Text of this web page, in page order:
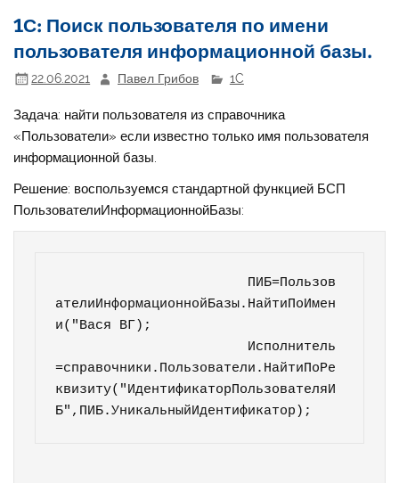
1С: Поиск пользователя по имени
пользователя информационной базы.
22.06.2021 Павел Грибов 1C
Задача: найти пользователя из справочника
«Пользователи» если известно только имя пользователя
информационной базы.
Решение: воспользуемся стандартной функцией БСП
ПользователиИнформационнойБазы:
ателиИнформационнойБазы.НайтиПоИмен
и("Вася ВГ);
=справочники.Пользователи.НайтиПоРе
квизиту("ИдентификаторПользователяИ